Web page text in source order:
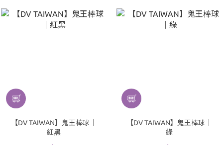
【DV TAIWAN】鬼王棒球｜
紅黑
【DV TAIWAN】鬼王棒球｜
綠